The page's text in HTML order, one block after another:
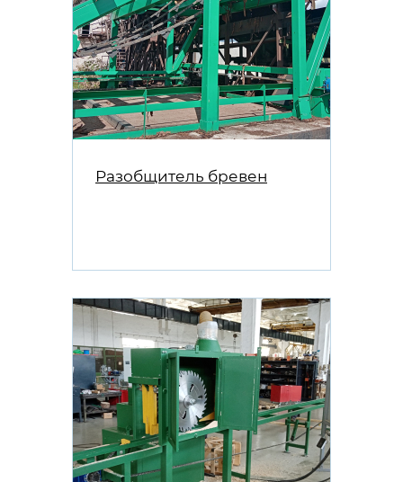
Разобщитель бревен